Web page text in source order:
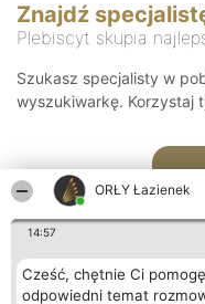
ORŁY Łazienek
14:57
Cześć, chętnie Ci
odpowiedni temat
Znajdź
Plebiscyt skupia
Szukasz specjalisty w
wyszukiwarkę. Korzystaj